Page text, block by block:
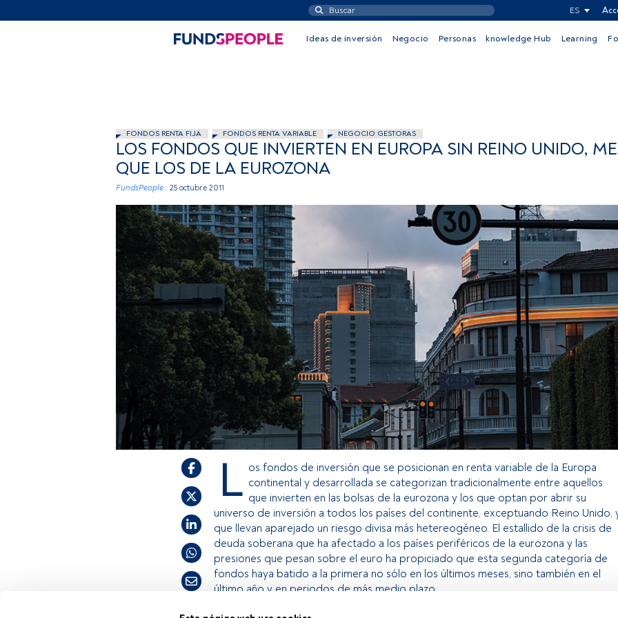
ES
Ideas de inversión Negocio Personas knowledge Hub Learning
FONDOS RENTA FIJA FONDOS RENTA VARIABLE NEGOCIO GESTORAS
LOS FONDOS QUE INVIERTEN EN EUROPA SIN REINO UNIDO,
QUE LOS DE LA EUROZONA
FundsPeople . 25 octubre 2011
L os fondos de inversión que se posicionan en renta variable de la Europa
continental y desarrollada se categorizan tradicionalmente entre aquellos
que invierten en las bolsas de la eurozona y los que optan por abrir su
universo de inversión a todos los países del continente, exceptuando Reino Unido,
que llevan aparejado un riesgo divisa más hetereogéneo. El estallido de la crisis de
deuda soberana que ha afectado a los países periféricos de la eurozona y las
presiones que pesan sobre el euro ha propiciado que esta segunda categoría de
fondos haya batido a la primera no sólo en los últimos meses, sino también en el
último año y en periodos de más medio plazo.